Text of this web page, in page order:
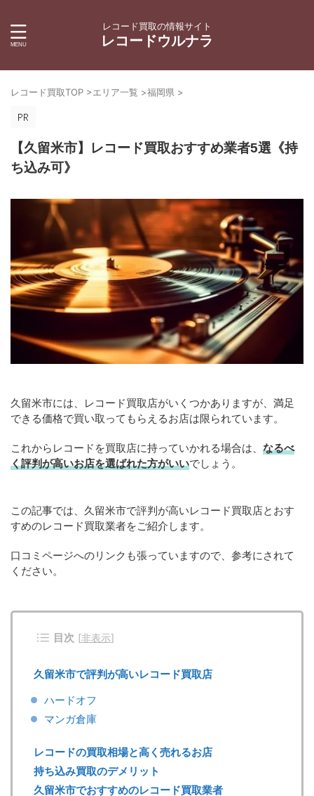
レコード買取の情報サイト
レコードウルナラ
レコード買取TOP >エリア一覧 >福岡県 >
【久留米市】レコード買取おすすめ業者5選《持
ち込み可》
久留米市には、レコード買取店がいくつかありますが、満足
できる価格で買い取ってもらえるお店は限られています。
これからレコードを買取店に持っていかれる場合は、 なるべ
く評判が高いお店を選ばれた方がいいでしょう。
この記事では、久留米市で評判が高いレコード買取店とおす
すめのレコード買取業者をご紹介します。
口コミページへのリンクも張っていますので、参考にされて
ください。
目次 [非表示]
久留米市で評判が高いレコード買取店
ハードオフ
マンガ倉庫
レコードの買取相場と高く売れるお店
持ち込み買取のデメリット
久留米市でおすすめのレコード買取業者